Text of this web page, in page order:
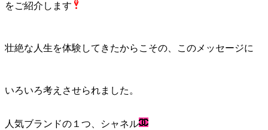
をご紹介します
壮絶な人生を体験してきたからこその、このメッセージに
いろいろ考えさせられました。
人気ブランドの１つ、シャネル